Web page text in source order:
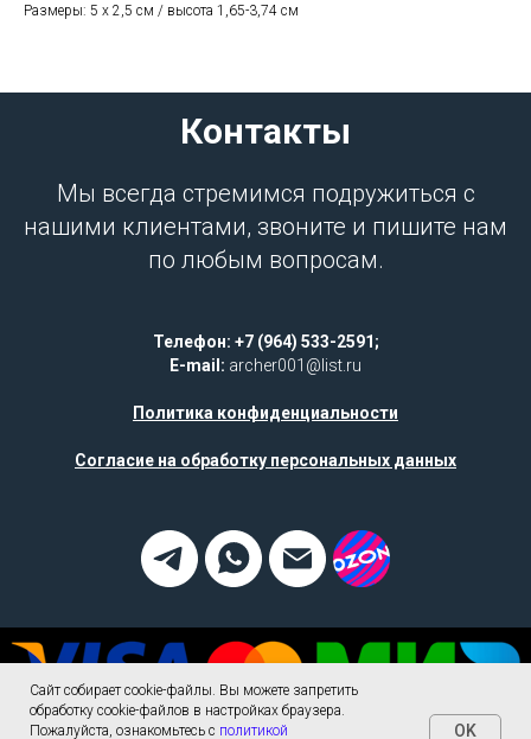
Размеры: 5 х 2,5 см / высота 1,65-3,74 см
Контакты
Мы всегда стремимся подружиться с
нашими клиентами, звоните и пишите нам
по любым вопросам.
Телефон: +7 (964) 533-2591;
E-mail: archer001@list.ru
Политика конфиденциальности
Согласие на обработку персональных данных
Сайт собирает cookie-файлы. Вы можете запретить
обработку cookie-файлов в настройках браузера.
Пожалуйста, ознакомьтесь с политикой OK